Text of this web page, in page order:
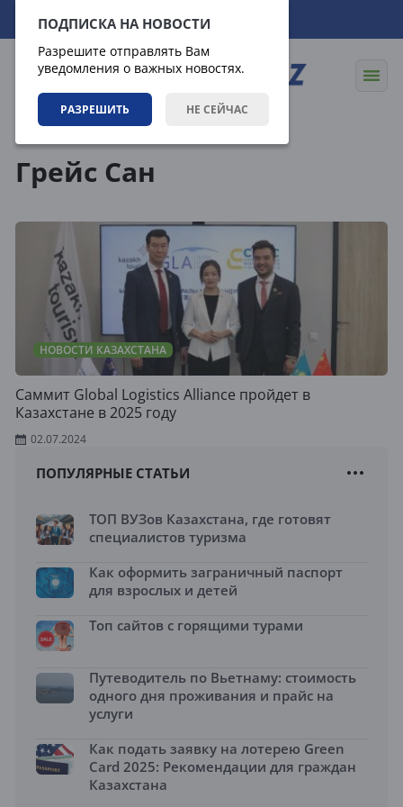
ПОДПИСКА НА НОВОСТИ
Разрешите отправлять Вам
уведомления о важных новостях.
РАЗРЕШИТЬ НЕ СЕЙЧАС
09.08.2026 07:08:32
Грейс Сан
НОВОСТИ КАЗАХСТАНА
Саммит Global Logistics Alliance пройдет в
Казахстане в 2025 году
02.07.2024
ПОПУЛЯРНЫЕ СТАТЬИ
ТОП ВУЗов Казахстана, где готовят
специалистов туризма
Как оформить заграничный паспорт
для взрослых и детей
Топ сайтов с горящими турами
Путеводитель по Вьетнаму: стоимость
одного дня проживания и прайс на
услуги
Как подать заявку на лотерею Green
Card 2025: Рекомендации для граждан
Казахстана